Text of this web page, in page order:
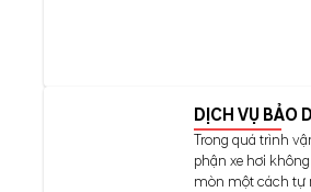
DỊCH VỤ BẢO
Trong quá trình
phận xe hơi
mòn một cách tự